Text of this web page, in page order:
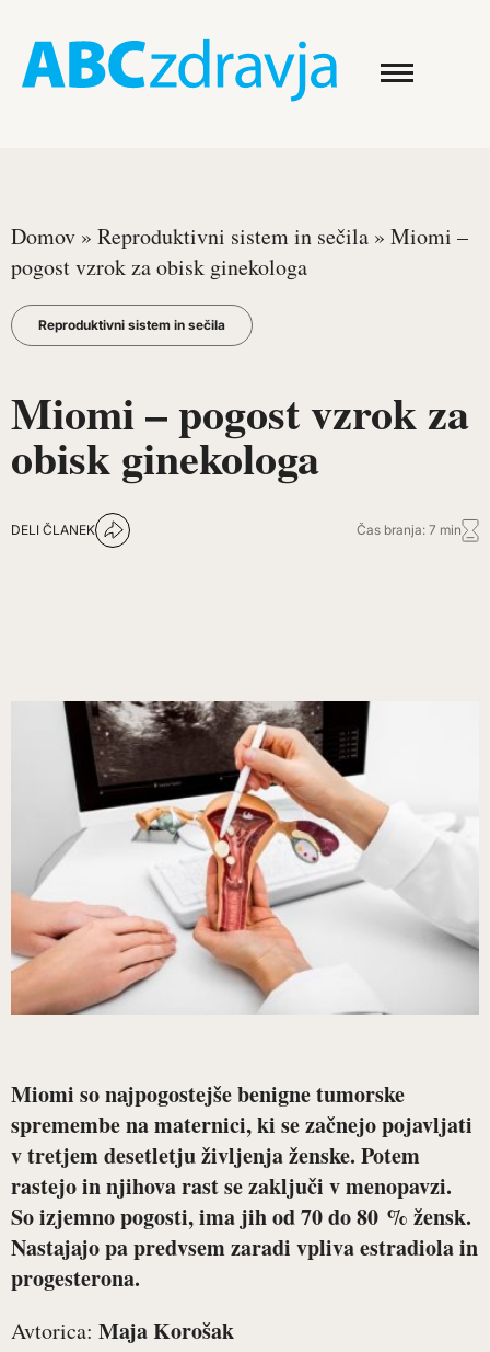
Domov » Reproduktivni sistem in sečila » Miomi –
pogost vzrok za obisk ginekologa
Reproduktivni sistem in sečila
Miomi – pogost vzrok za
obisk ginekologa
DELI ČLANEK Čas branja: 7 min
Miomi so najpogostejše benigne tumorske
spremembe na maternici, ki se začnejo pojavljati
v tretjem desetletju življenja ženske. Potem
rastejo in njihova rast se zaključi v menopavzi.
So izjemno pogosti, ima jih od 70 do 80 % žensk.
Nastajajo pa predvsem zaradi vpliva estradiola in
progesterona.
Avtorica: Maja Korošak